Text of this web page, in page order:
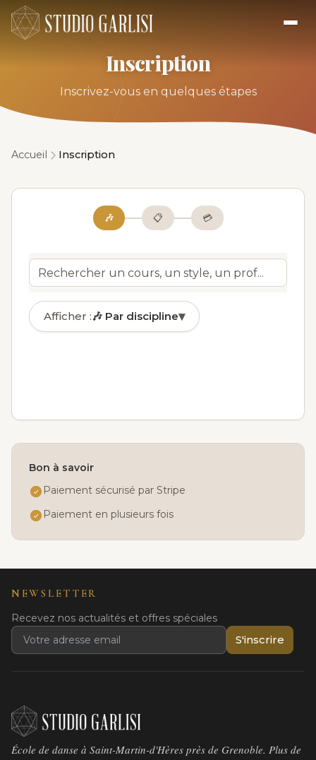
Inscription
Inscrivez-vous en quelques étapes
Accueil Inscription
🎶 📋 💳
Afficher :🎶 Par discipline▾
Bon à savoir
Paiement sécurisé par Stripe
Paiement en plusieurs fois
NEWSLETTER
Recevez nos actualités et offres spéciales
S'inscrire
École de danse à Saint-Martin-d'Hères près de Grenoble. Plus de